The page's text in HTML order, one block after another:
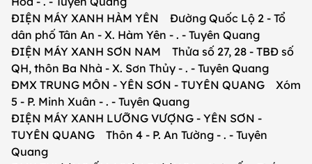
ĐIỆN MÁY XANH HÀM YÊN Đường Quốc Lộ 2 - Tổ
dân phố Tân An - X. Hàm Yên - . - Tuyên Quang
ĐIỆN MÁY XANH SƠN NAM Thửa số 27, 28 - TBĐ số
QH, thôn Ba Nhà - X. Sơn Thủy - . - Tuyên Quang
ĐMX TRUNG MÔN - YÊN SƠN - TUYÊN QUANG Xóm
5 - P. Minh Xuân - . - Tuyên Quang
ĐIỆN MÁY XANH LƯỠNG VƯỢNG - YÊN SƠN -
TUYÊN QUANG Thôn 4 - P. An Tường - . - Tuyên
Quang